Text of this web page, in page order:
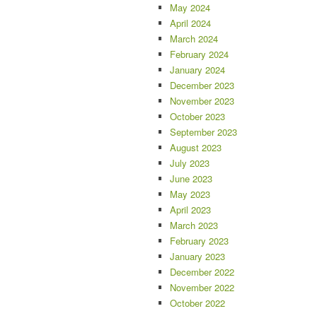
May 2024
April 2024
March 2024
February 2024
January 2024
December 2023
November 2023
October 2023
September 2023
August 2023
July 2023
June 2023
May 2023
April 2023
March 2023
February 2023
January 2023
December 2022
November 2022
October 2022